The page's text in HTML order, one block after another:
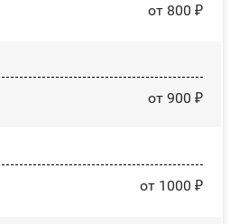
от 800 ₽
от 900 ₽
от 1000 ₽